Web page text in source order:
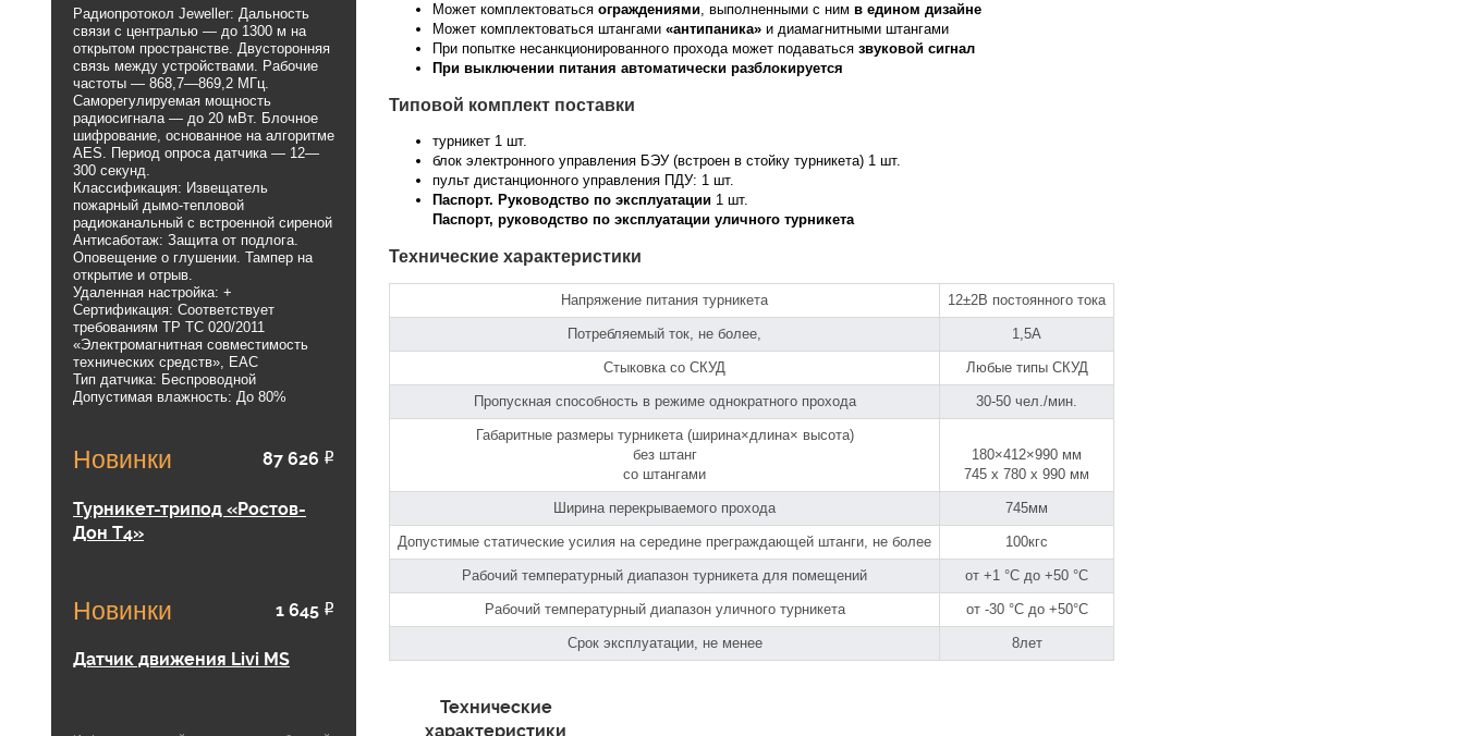
Может комплектоваться ограждениями, выполненными с ним в едином дизайне
Может комплектоваться штангами «антипаника» и диамагнитными штангами
При попытке несанкционированного прохода может подаваться звуковой сигнал
При выключении питания автоматически разблокируется
Типовой комплект поставки
турникет 1 шт.
блок электронного управления БЭУ (встроен в стойку турникета) 1 шт.
пульт дистанционного управления ПДУ: 1 шт.
Паспорт. Руководство по эксплуатации 1 шт.
Паспорт, руководство по эксплуатации уличного турникета
Технические характеристики
Напряжение питания турникета 12±2B постоянного тока
Потребляемый ток, не более, 1,5А
Стыковка со СКУД Любые типы СКУД
Пропускная способность в режиме однократного прохода 30-50 чел./мин.
Габаритные размеры турникета (ширина×длина× высота)
без штанг
со штангами
180×412×990 мм
745 x 780 x 990 мм
Ширина перекрываемого прохода 745мм
Допустимые статические усилия на середине преграждающей штанги, не более 100кгс
Рабочий температурный диапазон турникета для помещений от +1 °C до +50 °C
Рабочий температурный диапазон уличного турникета от -30 °C до +50°C
Срок эксплуатации, не менее 8лет
Технические
характеристики
Радиопротокол Jeweller: Дальность
связи с централью — до 1300 м на
открытом пространстве. Двусторонняя
связь между устройствами. Рабочие
частоты — 868,7—869,2 МГц.
Саморегулируемая мощность
радиосигнала — до 20 мВт. Блочное
шифрование, основанное на алгоритме
AES. Период опроса датчика — 12—
300 секунд.
Классификация: Извещатель
пожарный дымо-тепловой
радиоканальный с встроенной сиреной
Антисаботаж: Защита от подлога.
Оповещение о глушении. Тампер на
открытие и отрыв.
Удаленная настройка: +
Сертификация: Соответствует
требованиям ТР ТС 020/2011
«Электромагнитная совместимость
технических средств», EAC
Тип датчика: Беспроводной
Допустимая влажность: До 80%
Новинки
Турникет-трипод «Ростов-
Дон Т4»
87 626 Р
Новинки
Датчик движения Livi MS
1 645 Р